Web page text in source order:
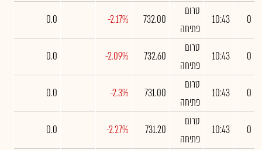
0
10:43
טרום
פתיחה
732.00
-2.17%
0.0
0
10:43
טרום
פתיחה
732.60
-2.09%
0.0
0
10:43
טרום
פתיחה
731.00
-2.3%
0.0
0
10:43
טרום
פתיחה
731.20
-2.27%
0.0